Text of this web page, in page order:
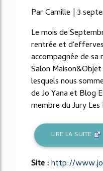
Par Camille | 3
Le mois de
rentrée et
accompagnée de
Salon
lesquels nous
de Jo Yana et Blog
membre du Jury
LIRE LA SUITE
Site :http://